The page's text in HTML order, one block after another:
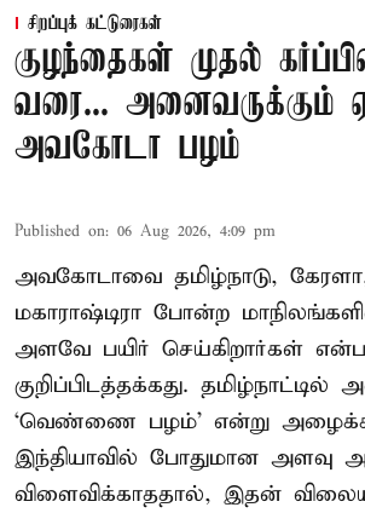
சிறப்புக் கட்டுரைகள்
குழந்தைகள் முதல்
வரை... அனைவருக்கும்
அவகோடா பழம்
Published on: 06 Aug 2026, 4:09 pm
அவகோடாவை தமிழ்நாடு,
மகாராஷ்டிரா போன்ற
அளவே பயிர் செய்கிறார்கள்
குறிப்பிடத்தக்கது.
‘வெண்ணை பழம்’ என்று
இந்தியாவில் போதுமான அளவு
விளைவிக்காததால், இதன்